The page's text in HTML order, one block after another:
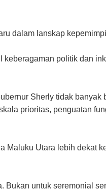
dalam lanskap
politik dan
Sherly tidak banyak
prioritas, penguatan
Maluku Utara lebih dekat
Bukan untuk seremonial